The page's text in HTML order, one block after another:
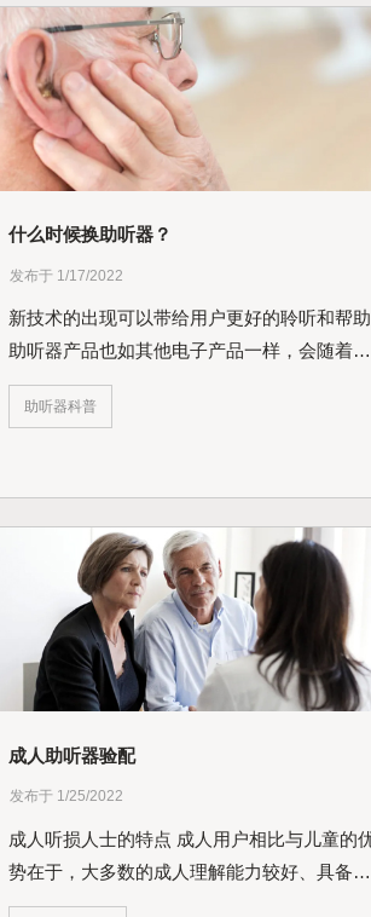
什么时候换助听器？
发布于 1/17/2022
新技术的出现可以带给用户更好的聆听和帮助
助听器产品也如其他电子产品一样，会随着技
术...
助听器科普
成人助听器验配
发布于 1/25/2022
成人听损人士的特点 成人用户相比与儿童的优
势在于，大多数的成人理解能力较好、具备良
好...